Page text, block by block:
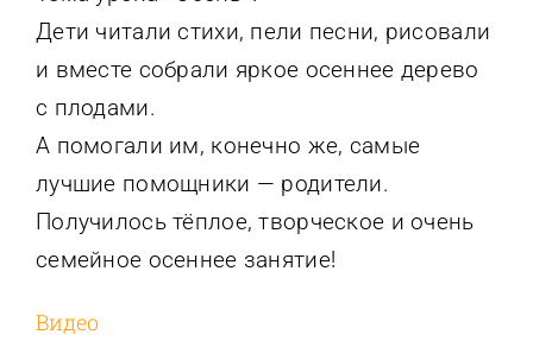
Дети читали стихи, пели песни, рисовали
и вместе собрали яркое осеннее дерево
с плодами.
А помогали им, конечно же, самые
лучшие помощники — родители.
Получилось тёплое, творческое и очень
семейное осеннее занятие!
Видео